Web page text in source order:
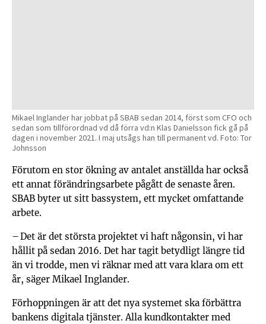
Mikael Inglander har jobbat på SBAB sedan 2014, först som CFO och
sedan som tillförordnad vd då förra vd:n Klas Danielsson fick gå på
dagen i november 2021. I maj utsågs han till permanent vd. Foto: Tor
Johnsson
Förutom en stor ökning av antalet anställda har också
ett annat förändringsarbete pågått de senaste åren.
SBAB byter ut sitt bassystem, ett mycket omfattande
arbete.
– Det är det största projektet vi haft någonsin, vi har
hållit på sedan 2016. Det har tagit betydligt längre tid
än vi trodde, men vi räknar med att vara klara om ett
år, säger Mikael Inglander.
Förhoppningen är att det nya systemet ska förbättra
bankens digitala tjänster. Alla kundkontakter med